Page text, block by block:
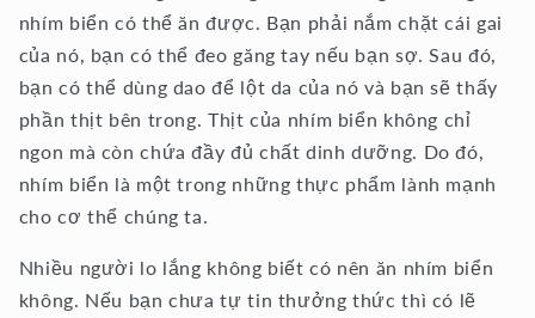
nhím biển có thể ăn được. Bạn phải nắm chặt cái gai
của nó, bạn có thể đeo găng tay nếu bạn sợ. Sau đó,
bạn có thể dùng dao để lột da của nó và bạn sẽ thấy
phần thịt bên trong. Thịt của nhím biển không chỉ
ngon mà còn chứa đầy đủ chất dinh dưỡng. Do đó,
nhím biển là một trong những thực phẩm lành mạnh
cho cơ thể chúng ta.
Nhiều người lo lắng không biết có nên ăn nhím biển
không. Nếu bạn chưa tự tin thưởng thức thì có lẽ